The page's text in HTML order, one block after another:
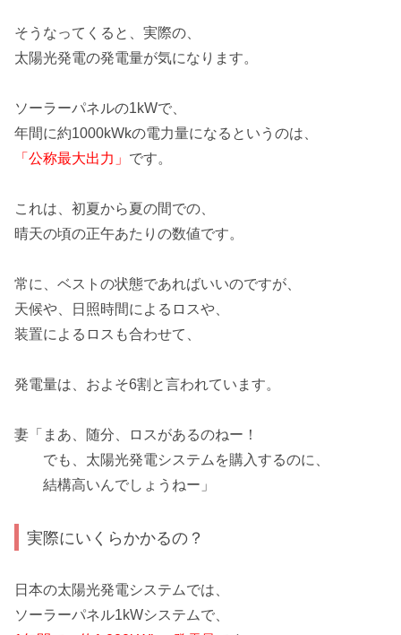
そうなってくると、 実際の、
太陽光発電の発電量が気になります。
ソーラーパネルの1kWで、
年間に約1000kWkの電力量になるというのは、
「公称最大出力」 です。
これは、 初夏から夏の間での、
晴天の頃の正午あたりの数値です。
常に、 ベストの状態であればいいのですが、
天候や、日照時間によるロスや、
装置によるロスも合わせて、
発電量は、およそ6割と言われています。
妻「まあ、随分、ロスがあるのねー！
でも、太陽光発電システムを購入するのに、
結構高いんでしょうねー 」
実際にいくらかかるの？
日本の太陽光発電システムでは、
ソーラーパネル1kWシステムで、